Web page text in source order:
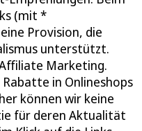
(mit *
Provision, die
unterstützt.
Marketing.
in Onlineshops
können wir keine
für deren Aktualität